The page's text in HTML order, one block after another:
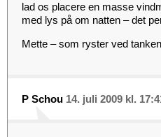
lad os placere en masse
med lys på om natten – det
Mette – som ryster ved tanken
P Schou 14. juli 2009 kl.